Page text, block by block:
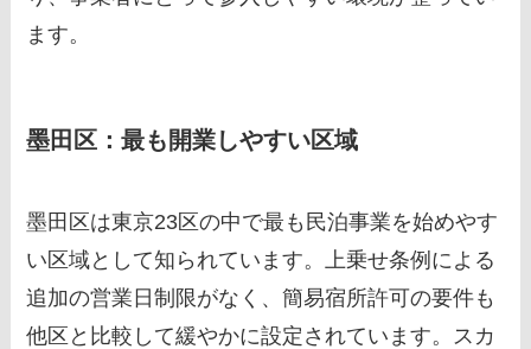
ます。
墨田区：最も開業しやすい区域
墨田区は東京23区の中で最も民泊事業を始めやす
い区域として知られています。上乗せ条例による
追加の営業日制限がなく、簡易宿所許可の要件も
他区と比較して緩やかに設定されています。スカ